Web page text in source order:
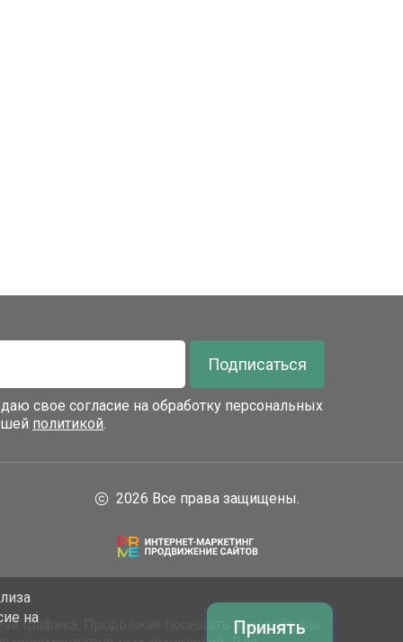
Подписаться
свое согласие на обработку персональных
политикой.
2026 Все права защищены.
трафика. Продолжая посещать наш сайт, вы
на
Принять